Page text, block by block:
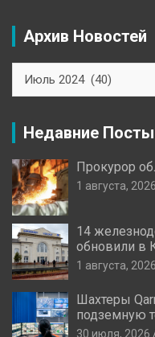
Архив Новостей
Новостей
Недавние Посты
Прокурор
1 августа, 2026
14
обновили в
1 августа, 2026
Шахтеры
подземную
30 июля, 2026